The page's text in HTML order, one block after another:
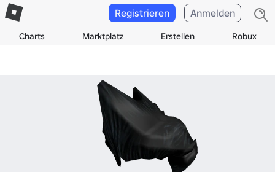
Charts Marktplatz Erstellen Robux
Registrieren Anmelden